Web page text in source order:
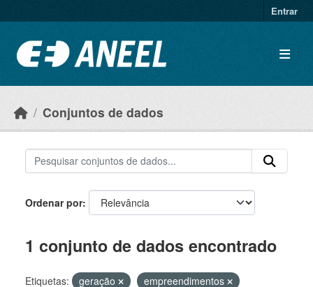
Entrar
Conjuntos de dados
Ordenar por
1 conjunto de dados encontrado
Etiquetas: geração
empreendimentos